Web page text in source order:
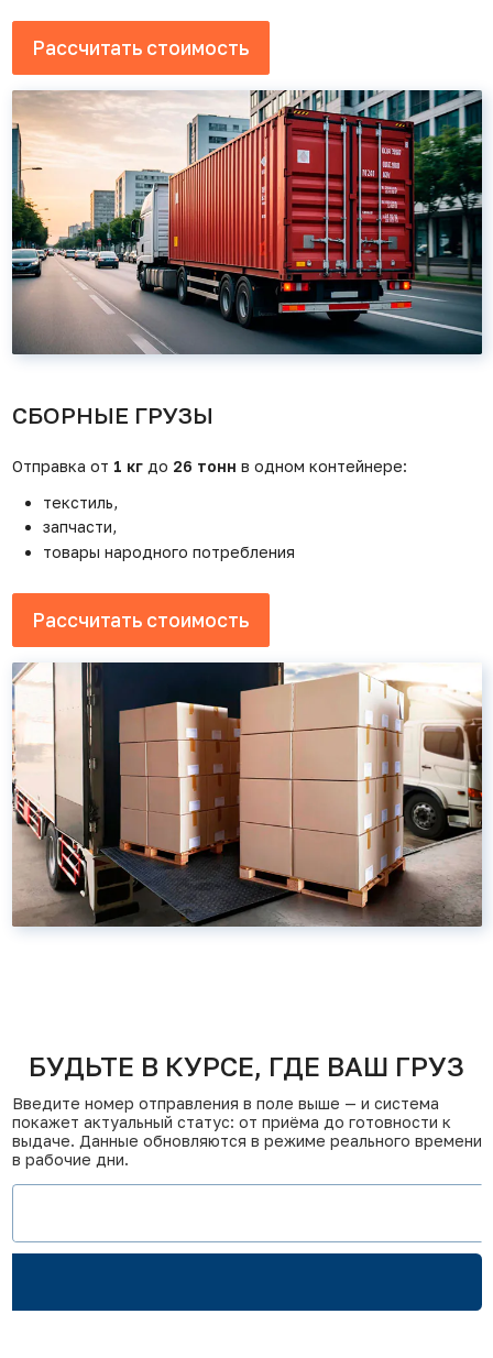
Рассчитать стоимость
СБОРНЫЕ ГРУЗЫ
Отправка от 1 кгдо 26 тонн в одном контейнере:
текстиль,
запчасти,
товары народного потребления
Рассчитать стоимость
БУДЬТЕ В КУРСЕ, ГДЕ ВАШ ГРУЗ
Введите номер отправления в поле выше — и система
покажет актуальный статус: от приёма до готовности к
выдаче. Данные обновляются в режиме реального времени
в рабочие дни.